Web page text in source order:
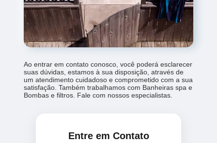
Ao entrar em contato conosco, você poderá esclarecer
suas dúvidas, estamos à sua disposição, através de
um atendimento cuidadoso e comprometido com a sua
satisfação. Também trabalhamos com Banheiras spa e
Bombas e filtros. Fale com nossos especialistas.
Entre em Contato